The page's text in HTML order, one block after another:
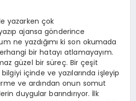
yazarken çok
ajansa gönderince
ne yazdığımı ki son okumada
bir hatayı atlamayayım.
güzel bir süreç. Bir çeşit
bilgiyi içinde ve yazılarında işleyip
ve ardından onun somut
duygular barındırıyor. İlk